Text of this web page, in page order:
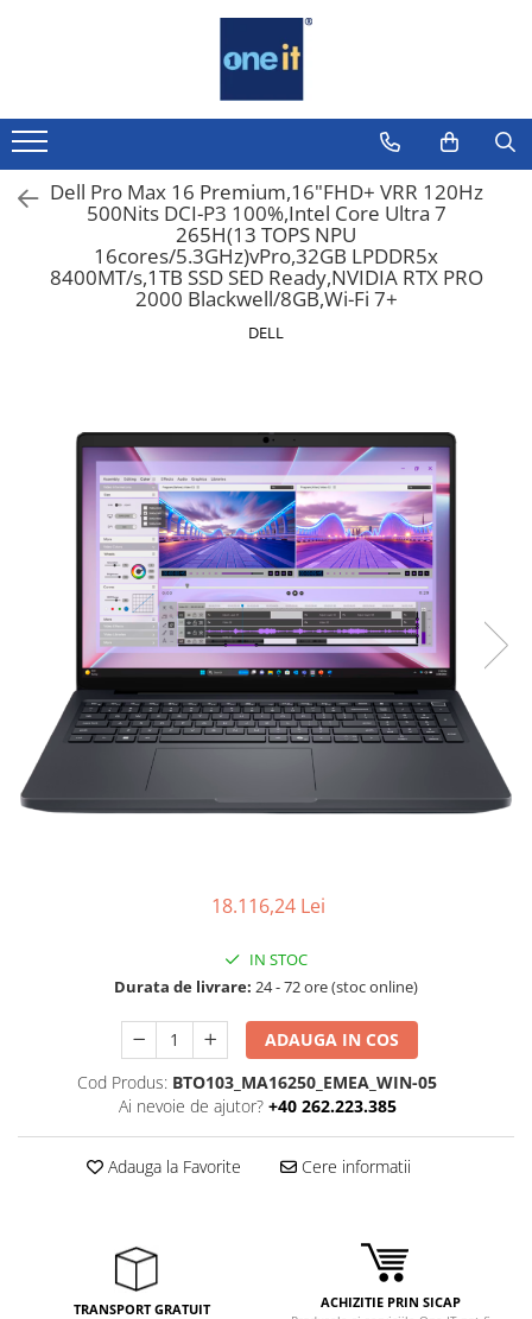
Laptop, Tablete & Telefoane
Laptop / Notebook
Notebook Consumer
Accesorii Laptop
Componente Laptop
Smart Watch
Apple AirTag
Inele Smart
Ochelari Smart
Smartphone IPhone
Sisteme PC & Periferice
Sisteme Desktop & Monitoare
PC NUC
Gaming PC & Console
Desk Gaming
Adaptoare
Mouse
Componente PC
Dell Pro Max 16 Premium,16"FHD+ VRR 120Hz
500Nits DCI-P3 100%,Intel Core Ultra 7
265H(13 TOPS NPU
16cores/5.3GHz)vPro,32GB LPDDR5x
8400MT/s,1TB SSD SED Ready,NVIDIA RTX PRO
2000 Blackwell/8GB,Wi-Fi 7+
DELL
18.116,24 Lei
IN STOC
Durata de livrare: 24 - 72 ore (stoc online)
ADAUGA IN COS
Cod Produs: BTO103_MA16250_EMEA_WIN-05
Ai nevoie de ajutor? +40 262.223.385
Adauga la Favorite Cere informatii
TRANSPORT GRATUIT ACHIZITIE PRIN SICAP